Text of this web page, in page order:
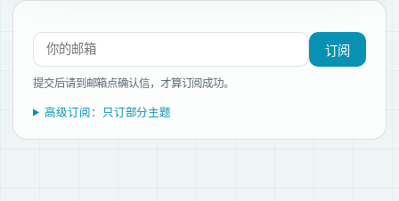
订阅新文章
订阅
提交后请到邮箱点确认信，才算订阅成功。
高级订阅：只订部分主题